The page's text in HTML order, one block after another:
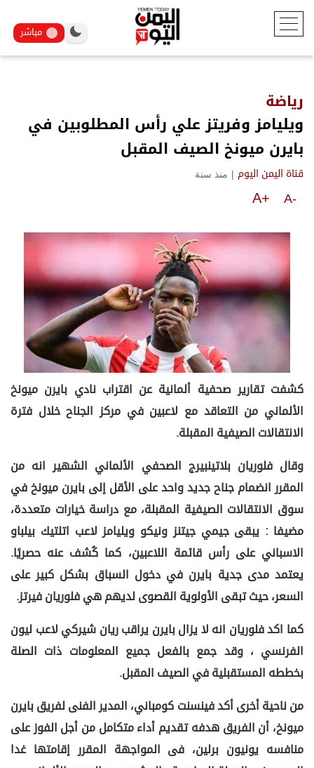
مباشر
رياضة
ويليامز وفريتز علي رأس المطلوبين في
بايرن ميونخ الصيف المقبل
قناة اليمن اليوم | منذ سنة
A-
A+
كشفت تقارير صحفية ألمانية عن اقتراب نادي بايرن ميونخ
الألماني من التعاقد مع لاعبين في مركز الجناح خلال فترة
الانتقالات الصيفية المقبلة.
وقال فلوريان بلاتينبيرج الصحفي الألماني الشهير انه من
المقرر انضمام جناح جديد واحد على الأقل إلى بايرن ميونخ في
سوق الانتقالات الصيفية المقبلة، مع دراسة خيارات متعددة،
مضيفا : يبقى جيمي جيتنز ونيكو ويليامز لاعب اتلتيك بيلباو
الاسباني على رأس قائمة اللاعبين، كما كُشف عنه حصريًا.
يعتمد مدى جدية بايرن في دخول السباق بشكل كبير على
السعر، حيث تبقى الأولوية القصوى لديهم هي فلوريان فيرتز.
كما اكد فلوريان انه لا يزال بايرن يراقب ريان شيركي لاعب ليون
الفرنسي ، وقد جمع بالفعل جميع المعلومات ذات الصلة
بخططه المستقبلية في الصيف المقبل.
من ناحية أخرى أكد فينسنت كومباني، المدير الفنى لفريق بايرن
ميونخ، أن الفريق هدفه تقديم أداء متكامل من أجل الفوز على
منافسه يونيون برلين، فى المواجهة المقرر إقامتها غدا